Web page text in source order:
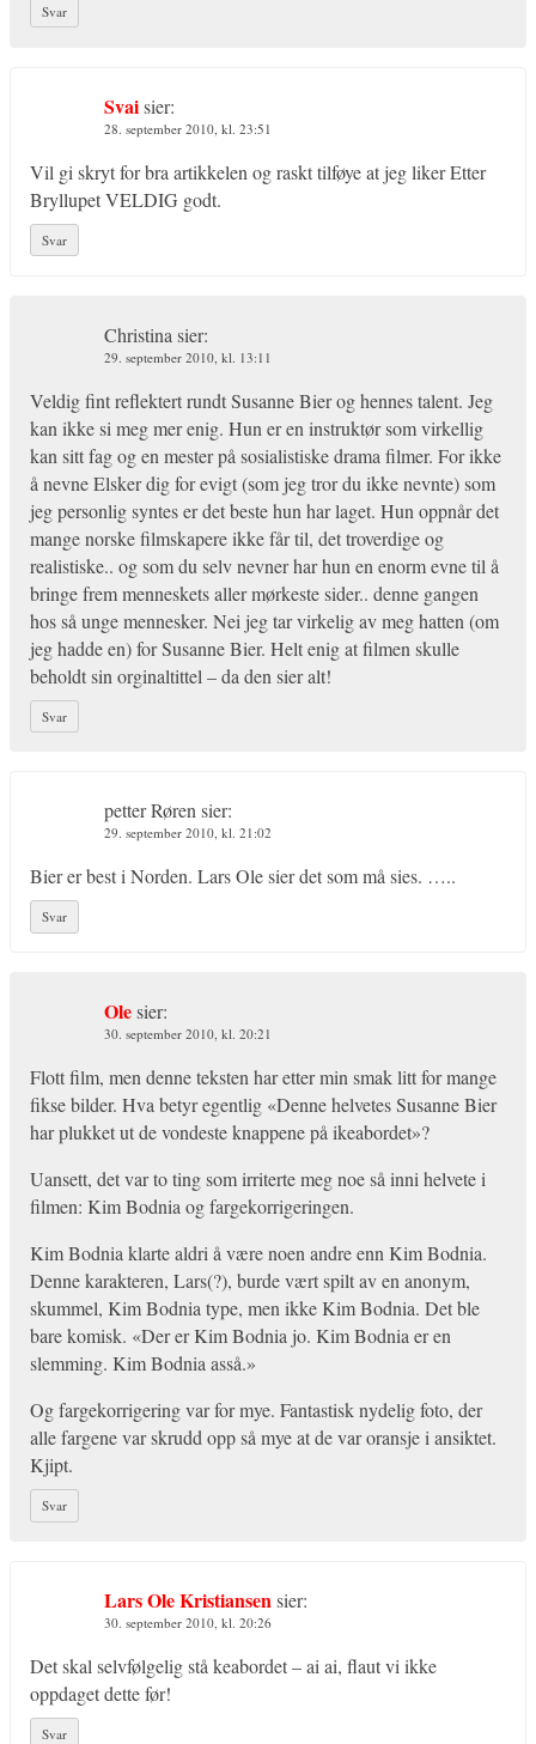
Svar
Svaisier:
28. september 2010, kl. 23:51
Vil gi skryt for bra artikkelen og raskt tilføye at jeg liker Etter
Bryllupet VELDIG godt.
Svar
Christina sier:
29. september 2010, kl. 13:11
Veldig fint reflektert rundt Susanne Bier og hennes talent. Jeg
kan ikke si meg mer enig. Hun er en instruktør som virkellig
kan sitt fag og en mester på sosialistiske drama filmer. For ikke
å nevne Elsker dig for evigt (som jeg tror du ikke nevnte) som
jeg personlig syntes er det beste hun har laget. Hun oppnår det
mange norske filmskapere ikke får til, det troverdige og
realistiske.. og som du selv nevner har hun en enorm evne til å
bringe frem menneskets aller mørkeste sider.. denne gangen
hos så unge mennesker. Nei jeg tar virkelig av meg hatten (om
jeg hadde en) for Susanne Bier. Helt enig at filmen skulle
beholdt sin orginaltittel – da den sier alt!
Svar
petter Rørensier:
29. september 2010, kl. 21:02
Bier er best i Norden. Lars Ole sier det som må sies. …..
Svar
Olesier:
30. september 2010, kl. 20:21
Flott film, men denne teksten har etter min smak litt for mange
fikse bilder. Hva betyr egentlig «Denne helvetes Susanne Bier
har plukket ut de vondeste knappene på ikeabordet»?
Uansett, det var to ting som irriterte meg noe så inni helvete i
filmen: Kim Bodnia og fargekorrigeringen.
Kim Bodnia klarte aldri å være noen andre enn Kim Bodnia.
Denne karakteren, Lars(?), burde vært spilt av en anonym,
skummel, Kim Bodnia type, men ikke Kim Bodnia. Det ble
bare komisk. «Der er Kim Bodnia jo. Kim Bodnia er en
slemming. Kim Bodnia asså.»
Og fargekorrigering var for mye. Fantastisk nydelig foto, der
alle fargene var skrudd opp så mye at de var oransje i ansiktet.
Kjipt.
Svar
Lars Ole Kristiansensier:
30. september 2010, kl. 20:26
Det skal selvfølgelig stå keabordet – ai ai, flaut vi ikke
oppdaget dette før!
Svar